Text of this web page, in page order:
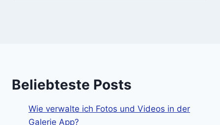
Beliebteste Posts
Wie verwalte ich Fotos und Videos in der
Galerie App?